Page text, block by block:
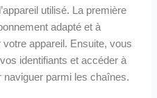
utilisé. La première
adapté et à
votre appareil. Ensuite, vous
identifiants et accéder à
naviguer parmi les chaînes.